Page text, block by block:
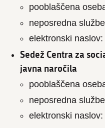
pooblaščena
neposredna
elektronski naslov:
Sedež Centra za
javna naročila
pooblaščena
neposredna
elektronski naslov: